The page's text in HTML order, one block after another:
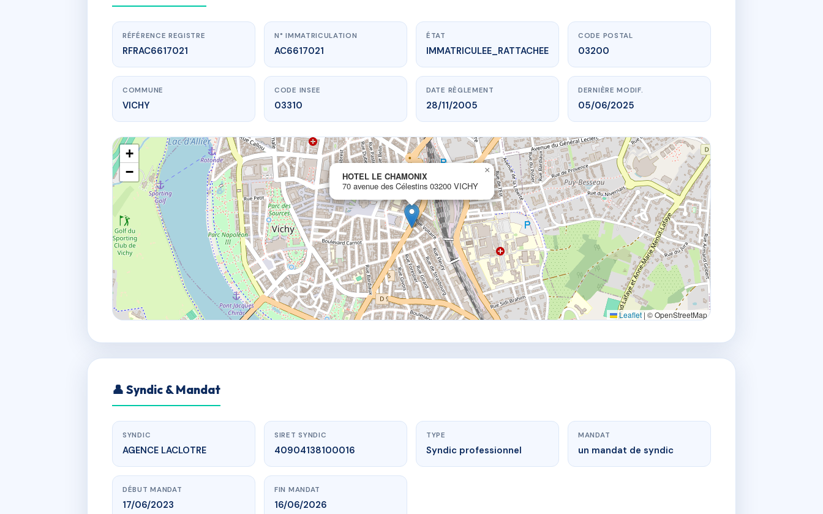
www.vme.plus/AC6617021
HOTEL LE CHAMONIX
70 Avenue des Célestins03200 VICHY
RÉFÉRENCE REGISTRE
RFRAC6617021
N° IMMATRICULATION
AC6617021
ÉTAT
IMMATRICULEE_RATTACHEE
CODE POSTAL
03200
COMMUNE
VICHY
CODE INSEE
03310
DATE RÈGLEMENT
28/11/2005
DERNIÈRE MODIF.
05/06/2025
HOTEL LE CHAMONIX
70 avenue des Célestins 03200 VICHY
×
+
−
Leaflet | © OpenStreetMap
👤 Syndic & Mandat
SYNDIC
AGENCE LACLOTRE
SIRET SYNDIC
40904138100016
TYPE
Syndic professionnel
MANDAT
un mandat de syndic
DÉBUT MANDAT
17/06/2023
FIN MANDAT
16/06/2026